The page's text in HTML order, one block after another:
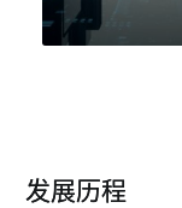
发展历程